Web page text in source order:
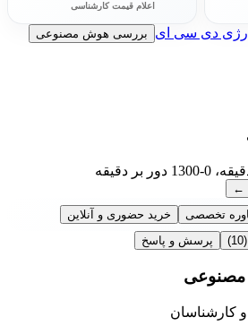
اعلام قیمت کارشناسی
دی سی ای بررسی هوش مصنوعی
←
تخصصی
خرید حضوری و آنلاین
(10) پرسش و پاسخ
کارشناسان